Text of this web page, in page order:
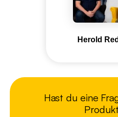
Herold
Hast du eine